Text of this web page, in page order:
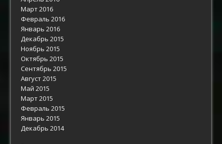
Март 2016
Февраль 2016
Январь 2016
Декабрь 2015
Ноябрь 2015
Октябрь 2015
Сентябрь 2015
Август 2015
Май 2015
Март 2015
Февраль 2015
Январь 2015
Декабрь 2014